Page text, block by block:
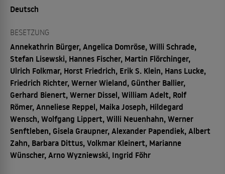
Deutsch
BESETZUNG
Annekathrin Bürger, Angelica Domröse, Willi Schrade,
Stefan Lisewski, Hannes Fischer, Martin Flörchinger,
Ulrich Folkmar, Horst Friedrich, Erik S. Klein, Hans Lucke,
Friedrich Richter, Werner Wieland, Günther Ballier,
Gerhard Bienert, Werner Dissel, William Adelt, Rolf
Römer, Anneliese Reppel, Maika Joseph, Hildegard
Wensch, Wolfgang Lippert, Willi Neuenhahn, Werner
Senftleben, Gisela Graupner, Alexander Papendiek, Albert
Zahn, Barbara Dittus, Volkmar Kleinert, Marianne
Wünscher, Arno Wyzniewski, Ingrid Föhr